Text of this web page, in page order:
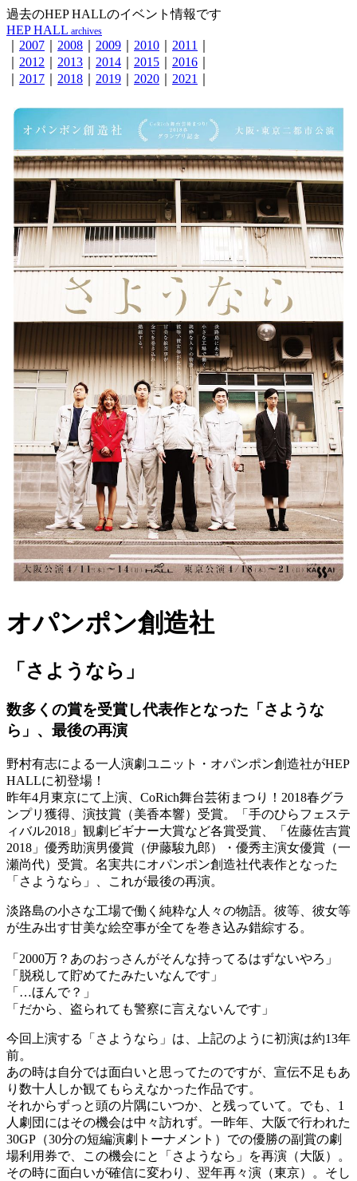
過去のHEP HALLのイベント情報です
HEP HALL archives
2007 2008 2009 2010 2011
2012 2013 2014 2015 2016
2017 2018 2019 2020 2021
オパンポン創造社
「さようなら」
数多くの賞を受賞し代表作となった「さような
ら」、最後の再演
野村有志による一人演劇ユニット・オパンポン創造社がHEP
HALLに初登場！
昨年4月東京にて上演、CoRich舞台芸術まつり！2018春グラ
ンプリ獲得、演技賞（美香本響）受賞。「手のひらフェステ
ィバル2018」観劇ビギナー大賞など各賞受賞、「佐藤佐吉賞
2018」優秀助演男優賞（伊藤駿九郎）・優秀主演女優賞（一
瀬尚代）受賞。名実共にオパンポン創造社代表作となった
「さようなら」、これが最後の再演。
淡路島の小さな工場で働く純粋な人々の物語。彼等、彼女等
が生み出す甘美な絵空事が全てを巻き込み錯綜する。
「2000万？あのおっさんがそんな持ってるはずないやろ」
「脱税して貯めてたみたいなんです」
「…ほんで？」
「だから、盗られても警察に言えないんです」
今回上演する「さようなら」は、上記のように初演は約13年
前。
あの時は自分では面白いと思ってたのですが、宣伝不足もあ
り数十人しか観てもらえなかった作品です。
それからずっと頭の片隅にいつか、と残っていて。でも、1
人劇団にはその機会は中々訪れず。一昨年、大阪で行われた
30GP（30分の短編演劇トーナメント）での優勝の副賞の劇
場利用券で、この機会にと「さようなら」を再演（大阪）。
その時に面白いが確信に変わり、翌年再々演（東京）。そし